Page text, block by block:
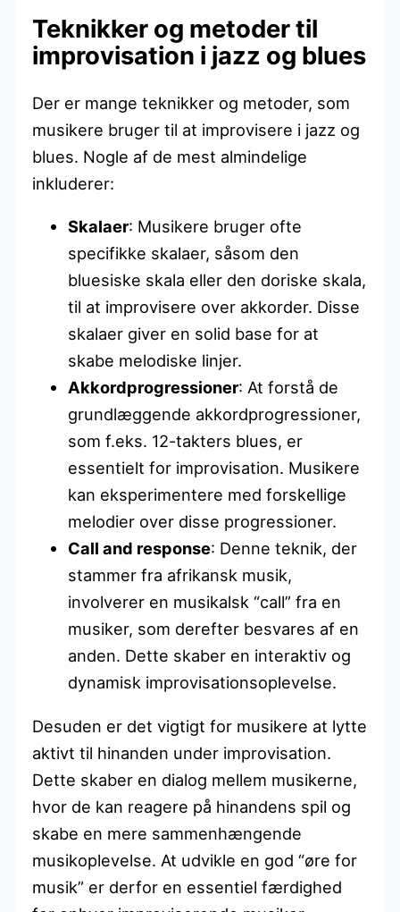
Teknikker og metoder til
improvisation i jazz og blues
Der er mange teknikker og metoder, som
musikere bruger til at improvisere i jazz og
blues. Nogle af de mest almindelige
inkluderer:
Skalaer: Musikere bruger ofte
specifikke skalaer, såsom den
bluesiske skala eller den doriske skala,
til at improvisere over akkorder. Disse
skalaer giver en solid base for at
skabe melodiske linjer.
Akkordprogressioner: At forstå de
grundlæggende akkordprogressioner,
som f.eks. 12-takters blues, er
essentielt for improvisation. Musikere
kan eksperimentere med forskellige
melodier over disse progressioner.
Call and response: Denne teknik, der
stammer fra afrikansk musik,
involverer en musikalsk “call” fra en
musiker, som derefter besvares af en
anden. Dette skaber en interaktiv og
dynamisk improvisationsoplevelse.
Desuden er det vigtigt for musikere at lytte
aktivt til hinanden under improvisation.
Dette skaber en dialog mellem musikerne,
hvor de kan reagere på hinandens spil og
skabe en mere sammenhængende
musikoplevelse. At udvikle en god “øre for
musik” er derfor en essentiel færdighed